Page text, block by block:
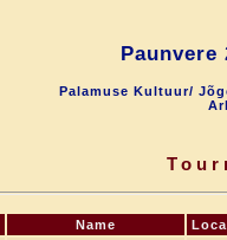
Palamuse Kultuur/
Name